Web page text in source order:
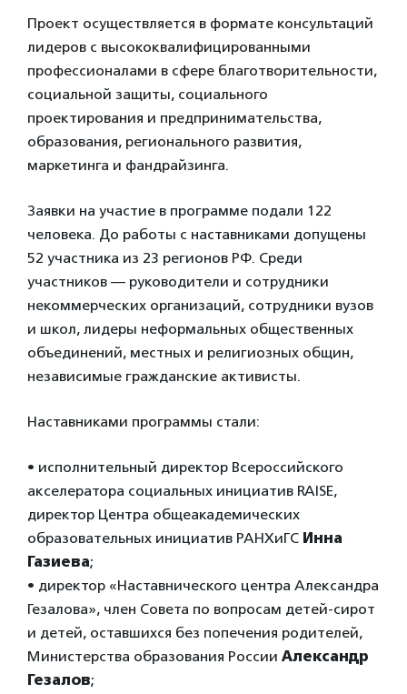
Проект осуществляется в формате консультаций
лидеров с высококвалифицированными
профессионалами в сфере благотворительности,
социальной защиты, социального
проектирования и предпринимательства,
образования, регионального развития,
маркетинга и фандрайзинга.
Заявки на участие в программе подали 122
человека. До работы с наставниками допущены
52 участника из 23 регионов РФ. Среди
участников — руководители и сотрудники
некоммерческих организаций, сотрудники вузов
и школ, лидеры неформальных общественных
объединений, местных и религиозных общин,
независимые гражданские активисты.
Наставниками программы стали:
• исполнительный директор Всероссийского
акселератора социальных инициатив RAISE,
директор Центра общеакадемических
образовательных инициатив РАНХиГС Инна
Газиева;
• директор «Наставнического центра Александра
Гезалова», член Совета по вопросам детей-сирот
и детей, оставшихся без попечения родителей,
Министерства образования России Александр
Гезалов;